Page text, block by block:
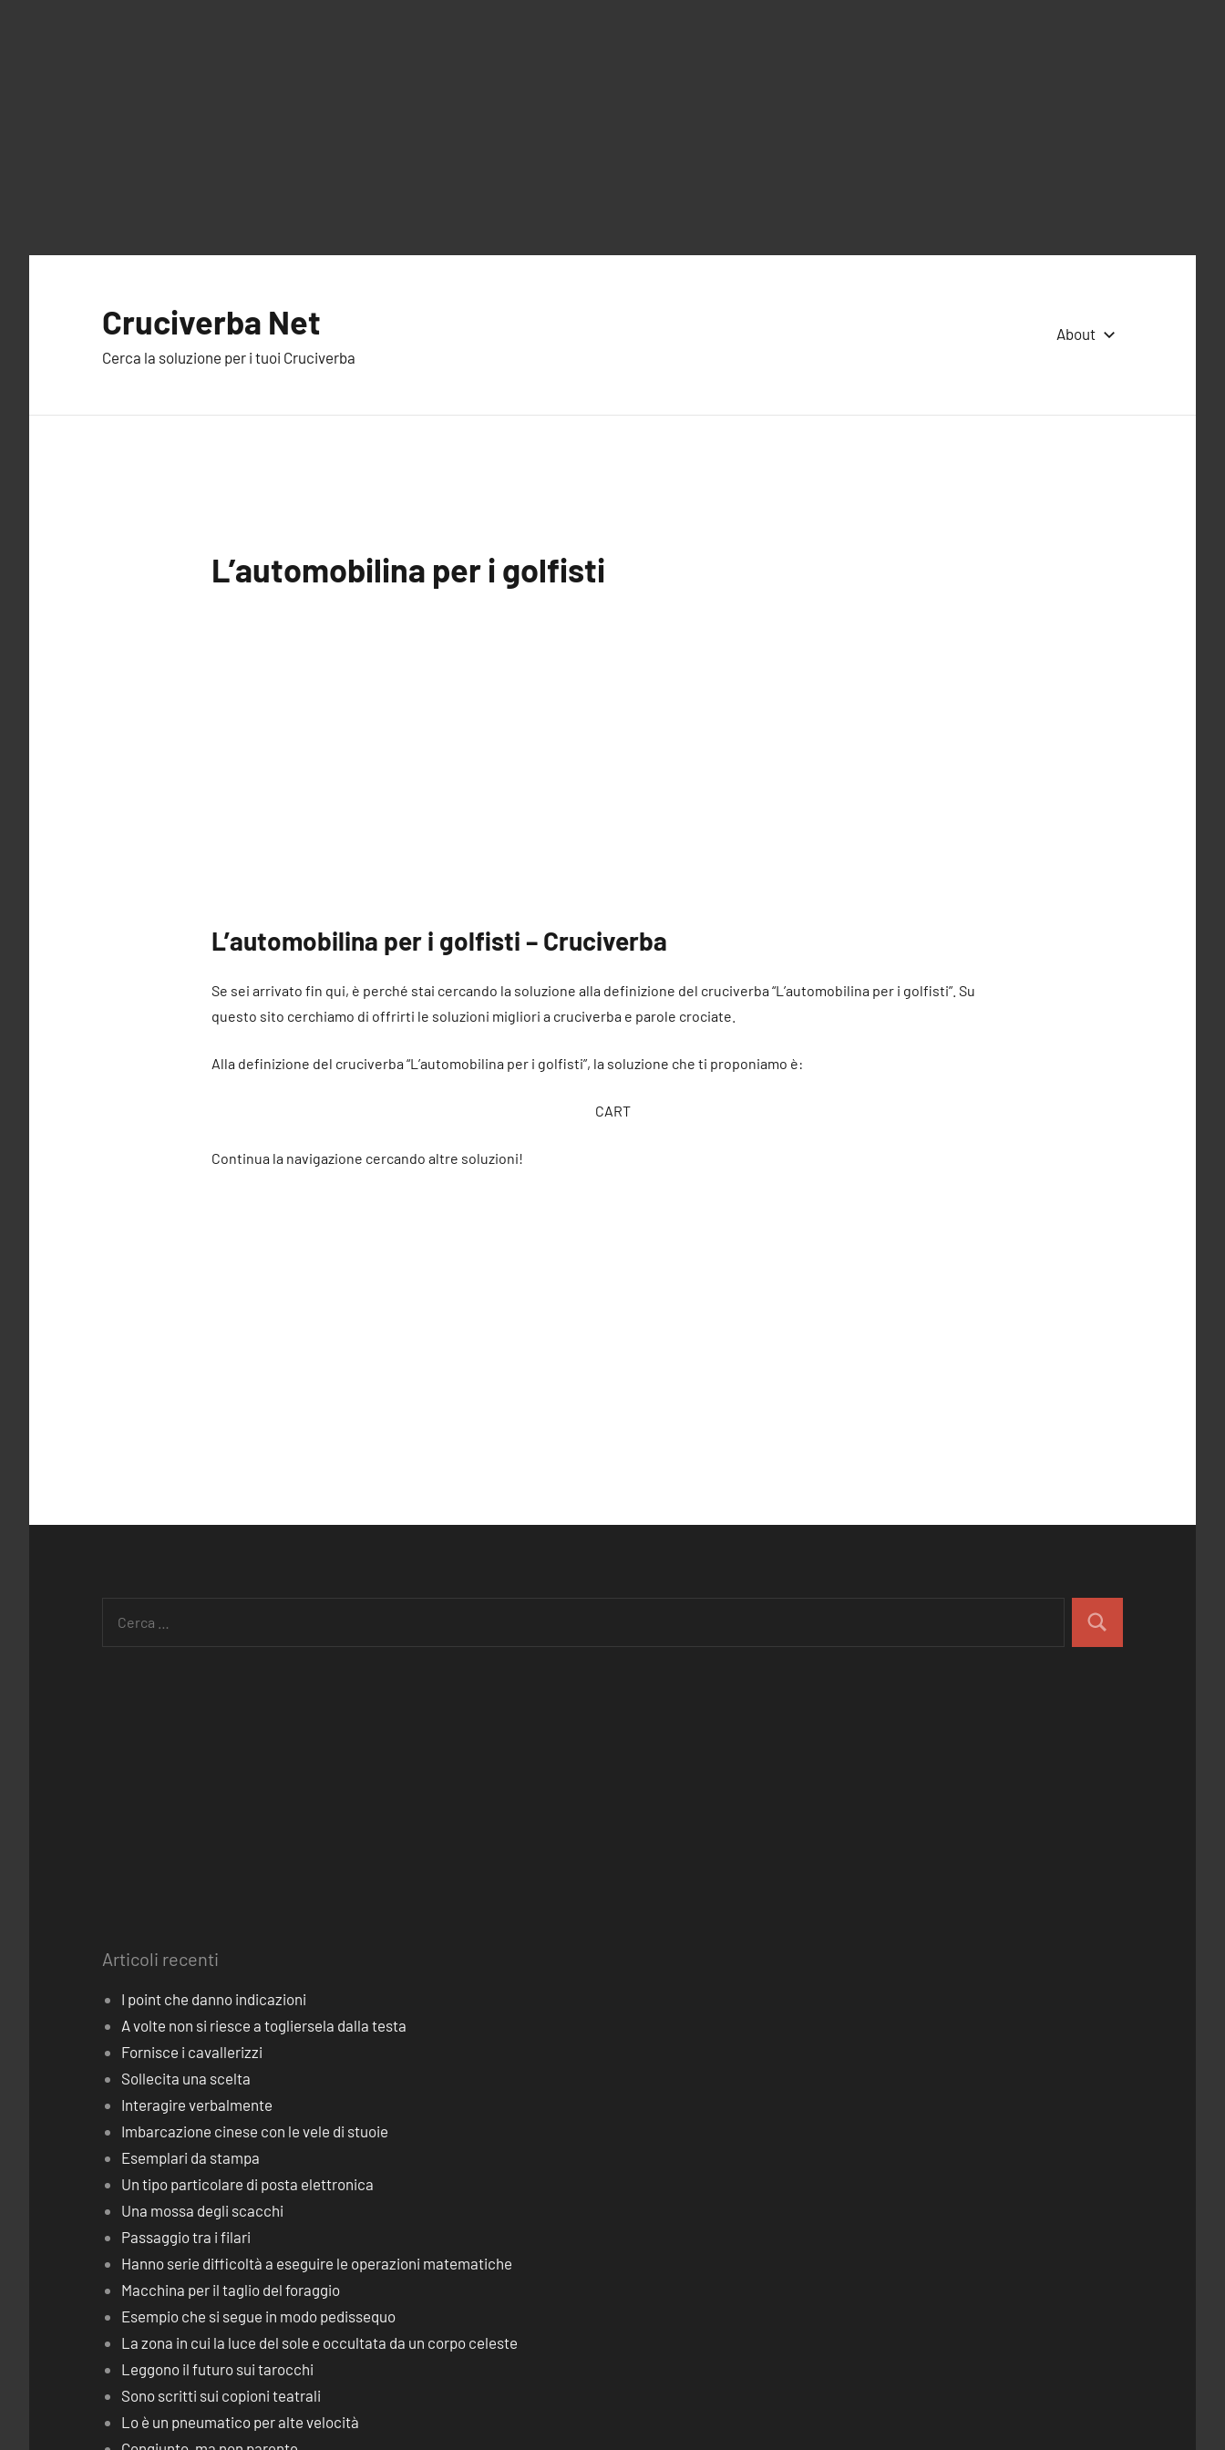
Cruciverba Net
Cerca la soluzione per i tuoi Cruciverba
About
L’automobilina per i golfisti
L’automobilina per i golfisti – Cruciverba
Se sei arrivato fin qui, è perché stai cercando la soluzione alla definizione del cruciverba “L’automobilina per i golfisti”. Su
questo sito cerchiamo di offrirti le soluzioni migliori a cruciverba e parole crociate.
Alla definizione del cruciverba “L’automobilina per i golfisti”, la soluzione che ti proponiamo è:
CART
Continua la navigazione cercando altre soluzioni!
Articoli recenti
I point che danno indicazioni
A volte non si riesce a togliersela dalla testa
Fornisce i cavallerizzi
Sollecita una scelta
Interagire verbalmente
Imbarcazione cinese con le vele di stuoie
Esemplari da stampa
Un tipo particolare di posta elettronica
Una mossa degli scacchi
Passaggio tra i filari
Hanno serie difficoltà a eseguire le operazioni matematiche
Macchina per il taglio del foraggio
Esempio che si segue in modo pedissequo
La zona in cui la luce del sole e occultata da un corpo celeste
Leggono il futuro sui tarocchi
Sono scritti sui copioni teatrali
Lo è un pneumatico per alte velocità